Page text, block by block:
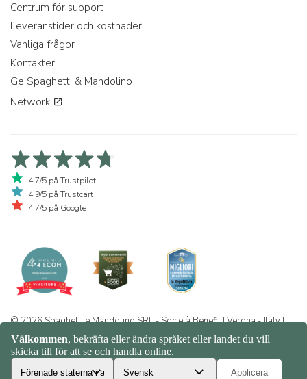
Centrum för support
Leveranstider och kostnader
Vanliga frågor
Kontakter
Ge Spaghetti & Mandolino
Network
4,7/5 på Trustpilot
4,9/5 på Trustcart
4,7/5 på Google
© 2026 Spaghetti e Mandolino SRL - Società Benefit | Verona - Italy |
+39 351 865 9444 | P.I. IT04913730232 | Certificazione BIO: IT-BIO-
016.380-0110744.2026.001 | REA VR-455804 |Integritet och
cookiepolicy|Sitemap